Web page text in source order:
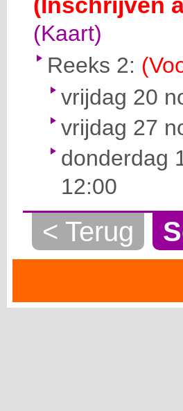
(Kaart)
Reeks 2:
vrijdag 20
vrijdag 27
donderdag
12:00
< Terug